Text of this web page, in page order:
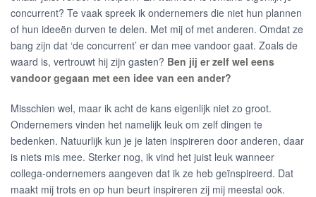
concurrent? Te vaak spreek ik ondernemers die niet hun plannen
of hun ideeën durven te delen. Met mij of met anderen. Omdat ze
bang zijn dat ‘de concurrent’ er dan mee vandoor gaat. Zoals de
waard is, vertrouwt hij zijn gasten? Ben jij er zelf wel eens
vandoor gegaan met een idee van een ander?
Misschien wel, maar ik acht de kans eigenlijk niet zo groot.
Ondernemers vinden het namelijk leuk om zelf dingen te
bedenken. Natuurlijk kun je je laten inspireren door anderen, daar
is niets mis mee. Sterker nog, ik vind het juist leuk wanneer
collega-ondernemers aangeven dat ik ze heb geïnspireerd. Dat
maakt mij trots en op hun beurt inspireren zij mij meestal ook.